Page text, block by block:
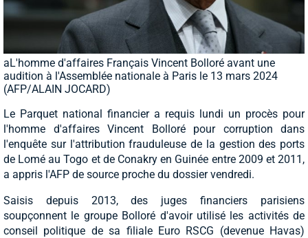
aL'homme d'affaires Français Vincent Bolloré avant une
audition à l'Assemblée nationale à Paris le 13 mars 2024
(AFP/ALAIN JOCARD)
Le Parquet national financier a requis lundi un procès pour
l'homme d'affaires Vincent Bolloré pour corruption dans
l'enquête sur l'attribution frauduleuse de la gestion des ports
de Lomé au Togo et de Conakry en Guinée entre 2009 et 2011,
a appris l'AFP de source proche du dossier vendredi.
Saisis depuis 2013, des juges financiers parisiens
soupçonnent le groupe Bolloré d'avoir utilisé les activités de
conseil politique de sa filiale Euro RSCG (devenue Havas)